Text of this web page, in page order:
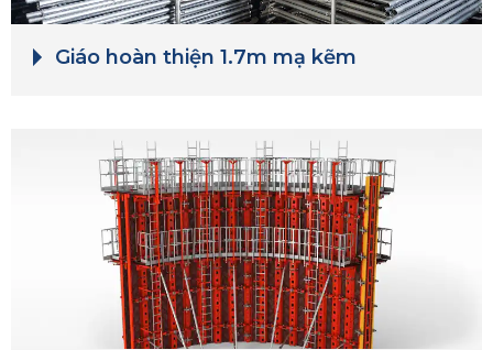
Giáo hoàn thiện 1.7m mạ kẽm